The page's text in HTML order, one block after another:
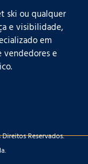
ski ou qualquer
e visibilidade,
em
vendedores e
Reservados.